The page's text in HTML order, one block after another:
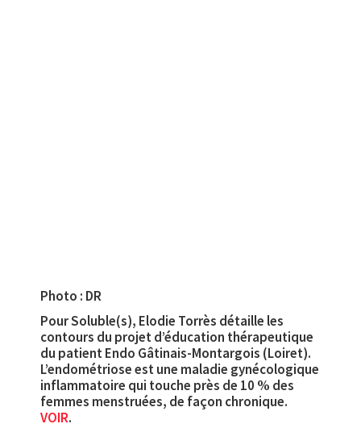
Photo : DR
Pour Soluble(s), Elodie Torrès détaille les
contours du projet d’éducation thérapeutique
du patient Endo Gâtinais-Montargois (Loiret).
L’endométriose est une maladie gynécologique
inflammatoire qui touche près de 10 % des
femmes menstruées, de façon chronique.
VOIR.